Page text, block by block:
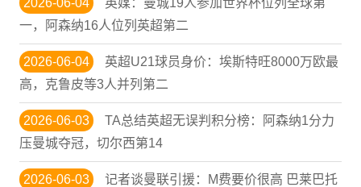
2026-06-04
英媒：曼城19人参加世界杯位列全球第
一，阿森纳16人位列英超第二
2026-06-04
英超U21球员身价：埃斯特旺8000万欧最
高，克鲁皮等3人并列第二
2026-06-03
TA总结英超无误判积分榜：阿森纳1分力
压曼城夺冠，切尔西第14
2026-06-03
记者谈曼联引援：M费要价很高 巴莱巴托